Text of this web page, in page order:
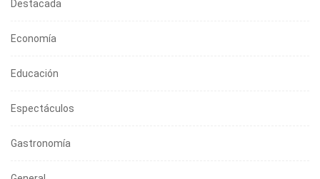
Destacada
Economía
Educación
Espectáculos
Gastronomía